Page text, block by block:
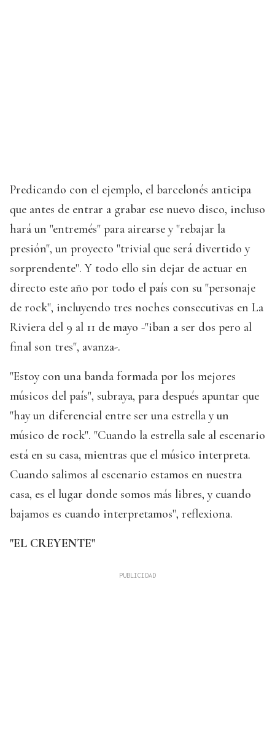
Predicando con el ejemplo, el barcelonés anticipa
que antes de entrar a grabar ese nuevo disco, incluso
hará un "entremés" para airearse y "rebajar la
presión", un proyecto "trivial que será divertido y
sorprendente". Y todo ello sin dejar de actuar en
directo este año por todo el país con su "personaje
de rock", incluyendo tres noches consecutivas en La
Riviera del 9 al 11 de mayo -"iban a ser dos pero al
final son tres", avanza-.
"Estoy con una banda formada por los mejores
músicos del país", subraya, para después apuntar que
"hay un diferencial entre ser una estrella y un
músico de rock". "Cuando la estrella sale al escenario
está en su casa, mientras que el músico interpreta.
Cuando salimos al escenario estamos en nuestra
casa, es el lugar donde somos más libres, y cuando
bajamos es cuando interpretamos", reflexiona.
"EL CREYENTE"